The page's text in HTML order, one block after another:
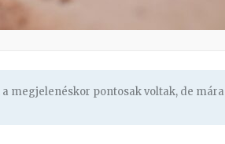
megjelenéskor pontosak voltak, de mára